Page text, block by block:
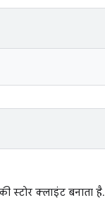
स्टोर क्लाइंट बनाता है.